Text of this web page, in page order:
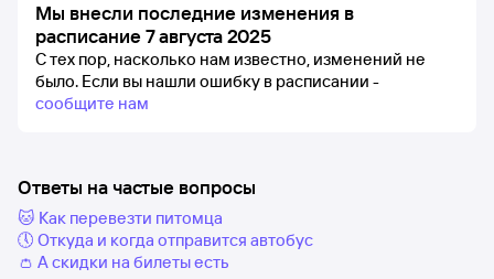
Мы внесли последние изменения в
расписание 7 августа 2025
С тех пор, насколько нам известно, изменений не
было. Если вы нашли ошибку в расписании -
сообщите нам
Ответы на частые вопросы
🐱 Как перевезти питомца
🕔 Откуда и когда отправится автобус
👛 А скидки на билеты есть